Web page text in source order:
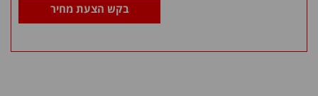
בקש הצעת מחיר